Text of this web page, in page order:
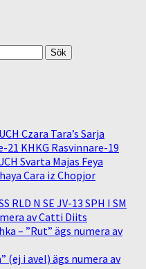
Czara Tara’s Sarja
21 KHKG Rasvinnare-19
Svarta Majas Feya
Cara iz Chopjor
RLD N SE JV-13 SPH I SM
av Catti Diits
– ”Rut” ägs numera av
(ej i avel) ägs numera av